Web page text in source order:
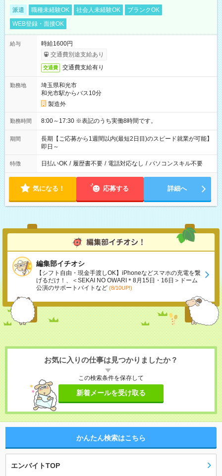
派遣 職種未経験OK 社会人未経験OK
ブランクOK
WEB登録・面接OK
給与
時給1600円
交通費別途支給あり
交通費 交通費支給有り
勤務地
埼玉県和光市
和光市駅からバス10分
製造外
勤務時間 8:00～17:30 ※表記のうち実働8時間です。
期間
長期【ご応募から1週間以内(最短2日目)のスピード就業が可能】
即日～
特徴 日払いOK / 履歴書不要 / 電話対応なし / パソコンスキル不要
気になる！ 応募する 詳細へ
編集部イチオシ
【シフト自由・現金手渡しOK】iPhoneなどスマホの充電を繋
げるだけ！、＜SEKAI NO OWARI＊8月15日・16日＞ドーム
公演のサポートバイトなど (8/10UP!)
お気に入りの仕事は見つかりましたか？
この検索条件を保存して
新着メールを受け取る
かんたん検索はこちら
エンバイトTOP